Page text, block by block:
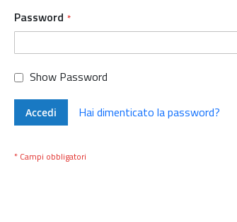
Password
Show Password
Accedi Hai dimenticato la password?